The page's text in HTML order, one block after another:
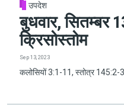
उपदेश
बुधवार, सितम्बर
क्रिसोस्तोम
Sep 13, 2023
कलोसियों 3:1-11, स्तोत्र